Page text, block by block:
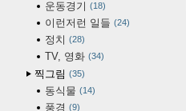
운동경기 18
이런저런 일들 24
정치 28
TV, 영화 34
찍그림 35
동식물 14
풍경 9